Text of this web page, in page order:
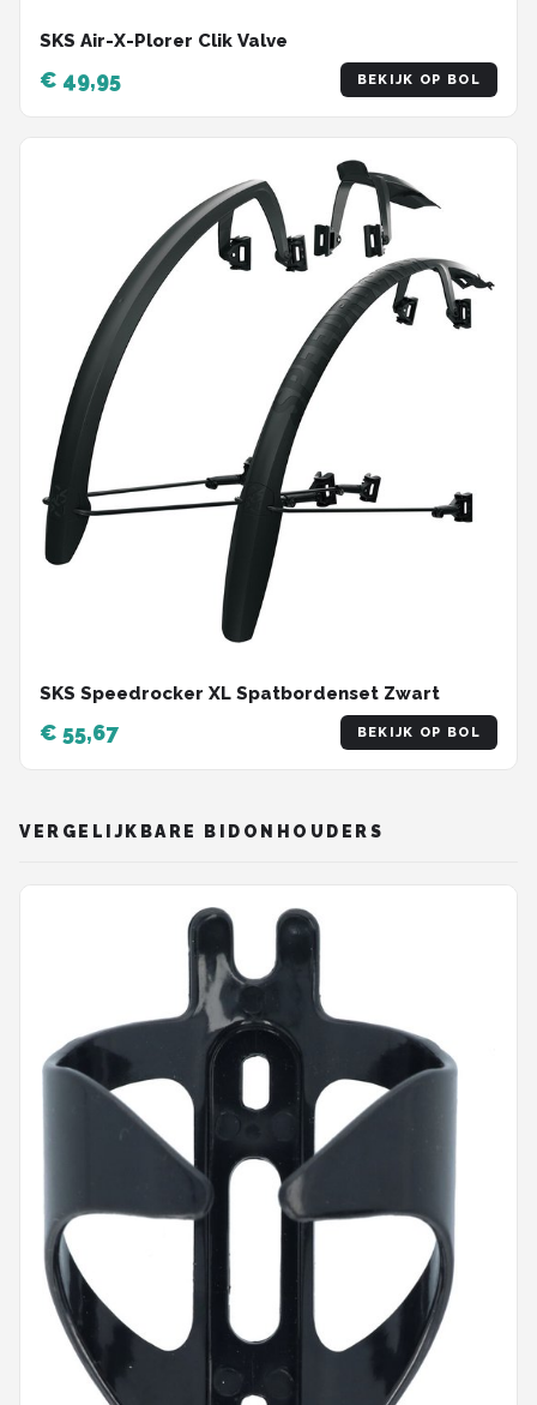
SKS Air-X-Plorer Clik Valve
€ 49,95 BEKIJK OP BOL
SKS Speedrocker XL Spatbordenset Zwart
€ 55,67 BEKIJK OP BOL
VERGELIJKBARE BIDONHOUDERS